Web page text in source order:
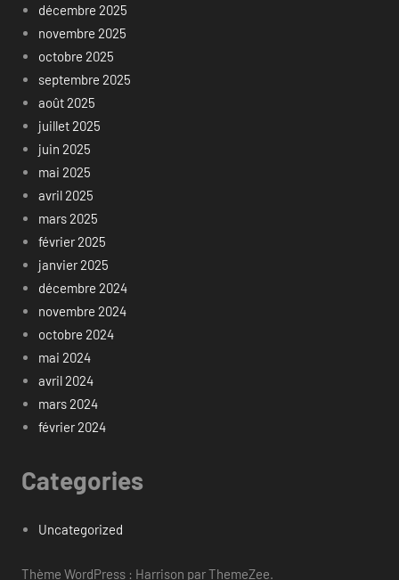
décembre 2025
novembre 2025
octobre 2025
septembre 2025
août 2025
juillet 2025
juin 2025
mai 2025
avril 2025
mars 2025
février 2025
janvier 2025
décembre 2024
novembre 2024
octobre 2024
mai 2024
avril 2024
mars 2024
février 2024
Categories
Uncategorized
Thème WordPress : Harrison par ThemeZee.